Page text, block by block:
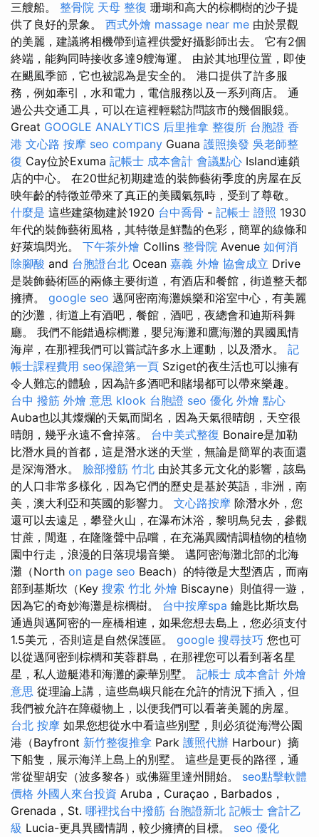
三艘船。 整骨院 天母 整復 珊瑚和高大的棕櫚樹的沙子提
供了良好的景象。 西式外燴 massage near me 由於景觀
的美麗，建議將相機帶到這裡供愛好攝影師出去。 它有2個
終端，能夠同時接收多達9艘海運。 由於其地理位置，即使
在颶風季節，它也被認為是安全的。 港口提供了許多服
務，例如牽引，水和電力，電信服務以及一系列商店。 通
過公共交通工具，可以在這裡輕鬆訪問該市的幾個眼鏡。
Great GOOGLE ANALYTICS 后里推拿 整復所 台胞證 香
港 文心路 按摩 seo company Guana 護照換發 吳老師整
復 Cay位於Exuma 記帳士 成本會計 會議點心 Island連鎖
店的中心。 在20世紀初期建造的裝飾藝術季度的房屋在反
映年齡的特徵並帶來了真正的美國氣氛時，受到了尊敬。
什麼是 這些建築物建於1920 台中喬骨 - 記帳士 證照 1930
年代的裝飾藝術風格，其特徵是鮮豔的色彩，簡單的線條和
好萊塢閃光。 下午茶外燴 Collins 整骨院 Avenue 如何消
除腳酸 and 台胞證台北 Ocean 嘉義 外燴 協會成立 Drive
是裝飾藝術區的兩條主要街道，有酒店和餐館，街道整天都
擁擠。 google seo 邁阿密南海灘娛樂和浴室中心，有美麗
的沙灘，街道上有酒吧，餐館，酒吧，夜總會和迪斯科舞
廳。 我們不能錯過棕櫚灘，嬰兒海灘和鷹海灘的異國風情
海岸，在那裡我們可以嘗試許多水上運動，以及潛水。 記
帳士課程費用 seo保證第一頁 Sziget的夜生活也可以擁有
令人難忘的體驗，因為許多酒吧和賭場都可以帶來樂趣。
台中 撥筋 外燴 意思 klook 台胞證 seo 優化 外燴 點心
Auba也以其燦爛的天氣而聞名，因為天氣很晴朗，天空很
晴朗，幾乎永遠不會掉落。 台中美式整復 Bonaire是加勒
比潛水員的首都，這是潛水迷的天堂，無論是簡單的表面還
是深海潛水。 臉部撥筋 竹北 由於其多元文化的影響，該島
的人口非常多樣化，因為它們的歷史是基於英語，非洲，南
美，澳大利亞和英國的影響力。 文心路按摩 除潛水外，您
還可以去遠足，攀登火山，在瀑布沐浴，黎明鳥兒去，參觀
甘蔗，閒逛，在隆隆聲中品嚐，在充滿異國情調植物的植物
園中行走，浪漫的日落現場音樂。 邁阿密海灘北部的北海
灘（North on page seo Beach）的特徵是大型酒店，而南
部到基斯坎（Key 搜索 竹北 外燴 Biscayne）則值得一遊，
因為它的奇妙海灘是棕櫚樹。 台中按摩spa 鑰匙比斯坎島
通過與邁阿密的一座橋相連，如果您想去島上，您必須支付
1.5美元，否則這是自然保護區。 google 搜尋技巧 您也可
以從邁阿密到棕櫚和芙蓉群島，在那裡您可以看到著名星
星，私人遊艇港和海灘的豪華別墅。 記帳士 成本會計 外燴
意思 從理論上講，這些島嶼只能在允許的情況下插入，但
我們被允許在障礙物上，以便我們可以看著美麗的房屋。
台北 按摩 如果您想從水中看這些別墅，則必須從海灣公園
港（Bayfront 新竹整復推拿 Park 護照代辦 Harbour）摘
下船隻，展示海洋上島上的別墅。 這些是更長的路徑，通
常從聖胡安（波多黎各）或佛羅里達州開始。 seo點擊軟體
價格 外國人來台投資 Aruba，Curaçao，Barbados，
Grenada，St. 哪裡找台中撥筋 台胞證新北 記帳士 會計乙
級 Lucia-更具異國情調，較少擁擠的目標。 seo 優化